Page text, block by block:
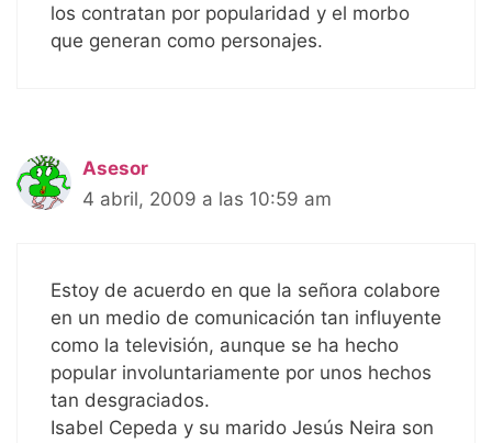
los contratan por popularidad y el morbo
que generan como personajes.
Asesor
4 abril, 2009 a las 10:59 am
Estoy de acuerdo en que la señora colabore
en un medio de comunicación tan influyente
como la televisión, aunque se ha hecho
popular involuntariamente por unos hechos
tan desgraciados.
Isabel Cepeda y su marido Jesús Neira son